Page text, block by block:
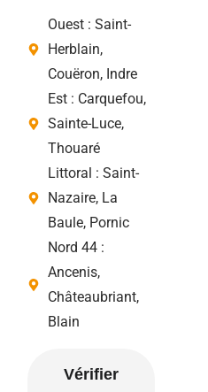
Ouest : Saint-
Herblain,
Couëron, Indre
Est : Carquefou,
Sainte-Luce,
Thouaré
Littoral : Saint-
Nazaire, La
Baule, Pornic
Nord 44 :
Ancenis,
Châteaubriant,
Blain
Vérifier